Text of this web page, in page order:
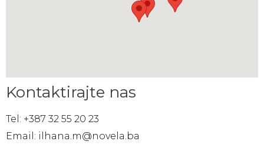
Kontaktirajte nas
Tel: +387 32 55 20 23
Email: ilhana.m@novela.ba